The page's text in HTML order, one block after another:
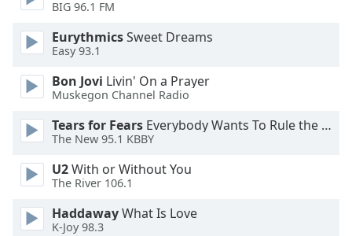
Text
Color
Opacity
Text
Background
Color
Opacity
BIG 96.1 FM
EurythmicsSweet Dreams
Easy 93.1
Bon Jovi Livin' On a Prayer
Muskegon Channel Radio
Tears for Fears Everybody Wants To Rule the World
The New 95.1 KBBY
U2With or Without You
The River 106.1
HaddawayWhat Is Love
K-Joy 98.3